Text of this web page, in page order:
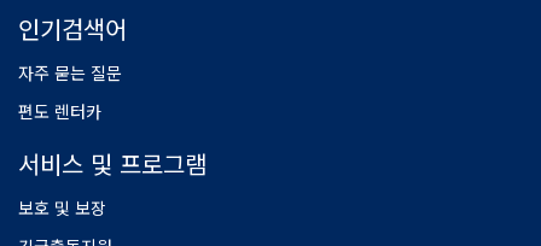
인기검색어
자주 묻는 질문
편도 렌터카
서비스 및 프로그램
보호 및 보장